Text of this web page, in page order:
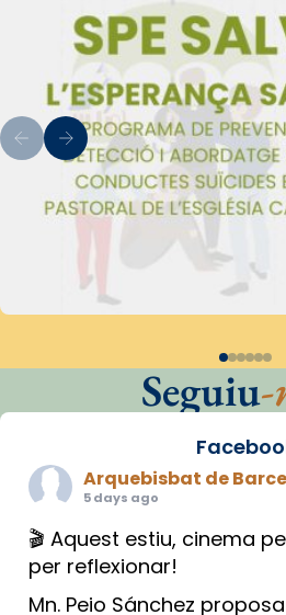
Seguiu-
Arquebisbat de
5 days ago
🎬 Aquest estiu, cinema
per reflexionar!
Mn. Peio Sánchez